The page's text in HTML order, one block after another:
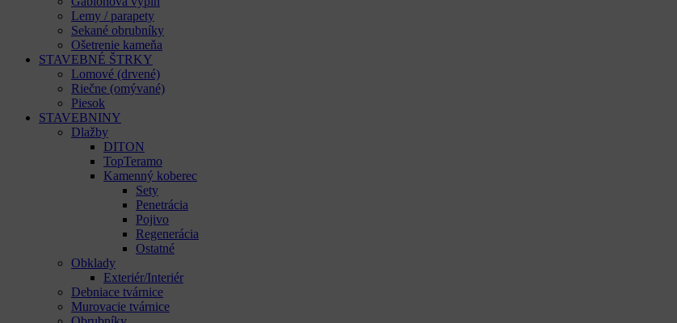
Lemy / parapety
Sekané obrubníky
Ošetrenie kameňa
STAVEBNÉ ŠTRKY
Lomové (drvené)
Riečne (omývané)
Piesok
STAVEBNINY
Dlažby
DITON
TopTeramo
Kamenný koberec
Sety
Penetrácia
Pojivo
Regenerácia
Ostatné
Obklady
Exteriér/Interiér
Debniace tvárnice
Murovacie tvárnice